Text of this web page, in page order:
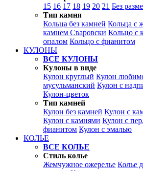
15 16 17 18 19 20 21 Без
Тип камня
Кольца без камней Кольца с
камнем Сваровски Кольцо с
опалом Кольцо с фианитом
КУЛОНЫ
ВСЕ КУЛОНЫ
Кулоны в виде
Кулон круглый Кулон
мусульманский Кулон с
Кулон-цветок
Тип камней
Кулон без камней Кулон с
Кулон с камнями Кулон с
фианитом Кулон с эмалью
КОЛЬЕ
ВСЕ КОЛЬЕ
Стиль колье
Жемчужное ожерелье Колье